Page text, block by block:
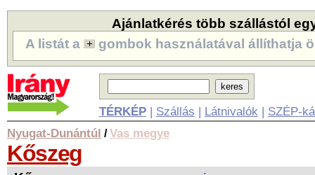
Ajánlatkérés több szállástól
A listát a
gombok használatával állíthatja
TÉRKÉP| Szállás | Látnivalók | SZÉP-
Nyugat-Dunántúl /Vas megye
Kőszeg